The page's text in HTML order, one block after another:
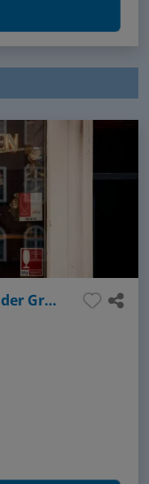
Urbane Spuren und Strukturen der Großstadt